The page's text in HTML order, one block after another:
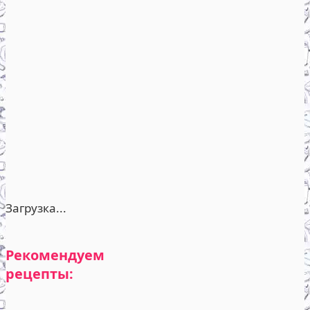
Загрузка...
Рекомендуем
рецепты: